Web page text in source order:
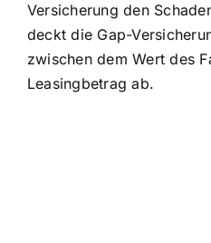
Versicherung den
deckt die Gap-
zwischen dem Wert des
Leasingbetrag ab.